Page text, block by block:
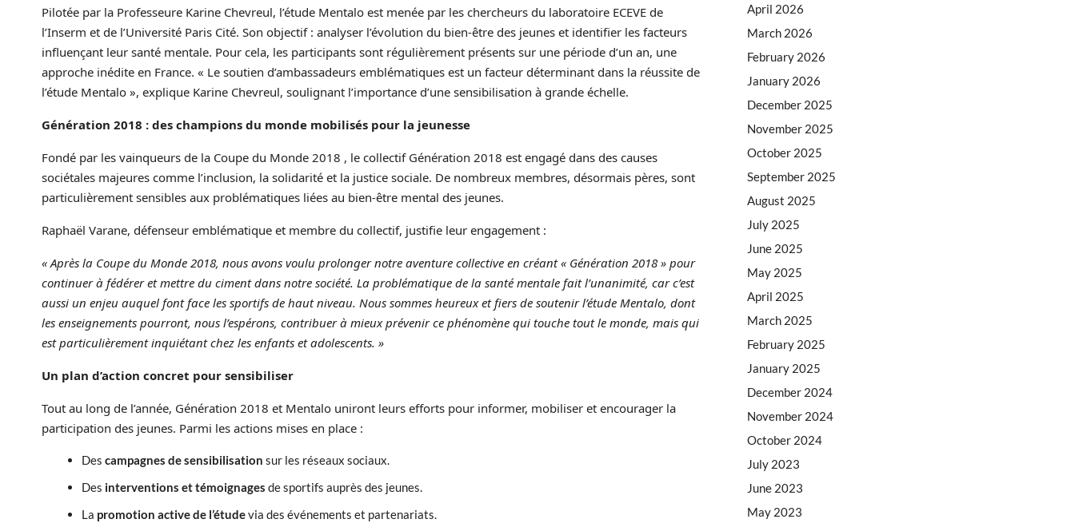
Pilotée par la Professeure Karine Chevreul, l’étude Mentalo est menée par les chercheurs du laboratoire ECEVE de
l’Inserm et de l’Université Paris Cité. Son objectif : analyser l’évolution du bien-être des jeunes et identifier les facteurs
influençant leur santé mentale. Pour cela, les participants sont régulièrement présents sur une période d’un an, une
approche inédite en France. « Le soutien d’ambassadeurs emblématiques est un facteur déterminant dans la réussite de
l’étude Mentalo », explique Karine Chevreul, soulignant l’importance d’une sensibilisation à grande échelle.
Génération 2018 : des champions du monde mobilisés pour la jeunesse
Fondé par les vainqueurs de la Coupe du Monde 2018 , le collectif Génération 2018 est engagé dans des causes
sociétales majeures comme l’inclusion, la solidarité et la justice sociale. De nombreux membres, désormais pères, sont
particulièrement sensibles aux problématiques liées au bien-être mental des jeunes.
Raphaël Varane, défenseur emblématique et membre du collectif, justifie leur engagement :
« Après la Coupe du Monde 2018, nous avons voulu prolonger notre aventure collective en créant « Génération 2018 » pour
continuer à fédérer et mettre du ciment dans notre société. La problématique de la santé mentale fait l’unanimité, car c’est
aussi un enjeu auquel font face les sportifs de haut niveau. Nous sommes heureux et fiers de soutenir l’étude Mentalo, dont
les enseignements pourront, nous l’espérons, contribuer à mieux prévenir ce phénomène qui touche tout le monde, mais qui
est particulièrement inquiétant chez les enfants et adolescents. »
Un plan d’action concret pour sensibiliser
Tout au long de l’année, Génération 2018 et Mentalo uniront leurs efforts pour informer, mobiliser et encourager la
participation des jeunes. Parmi les actions mises en place :
Des campagnes de sensibilisation sur les réseaux sociaux.
Des interventions et témoignages de sportifs auprès des jeunes.
La promotion active de l’étudevia des événements et partenariats.
April 2026
March 2026
February 2026
January 2026
December 2025
November 2025
October 2025
September 2025
August 2025
July 2025
June 2025
May 2025
April 2025
March 2025
February 2025
January 2025
December 2024
November 2024
October 2024
July 2023
June 2023
May 2023